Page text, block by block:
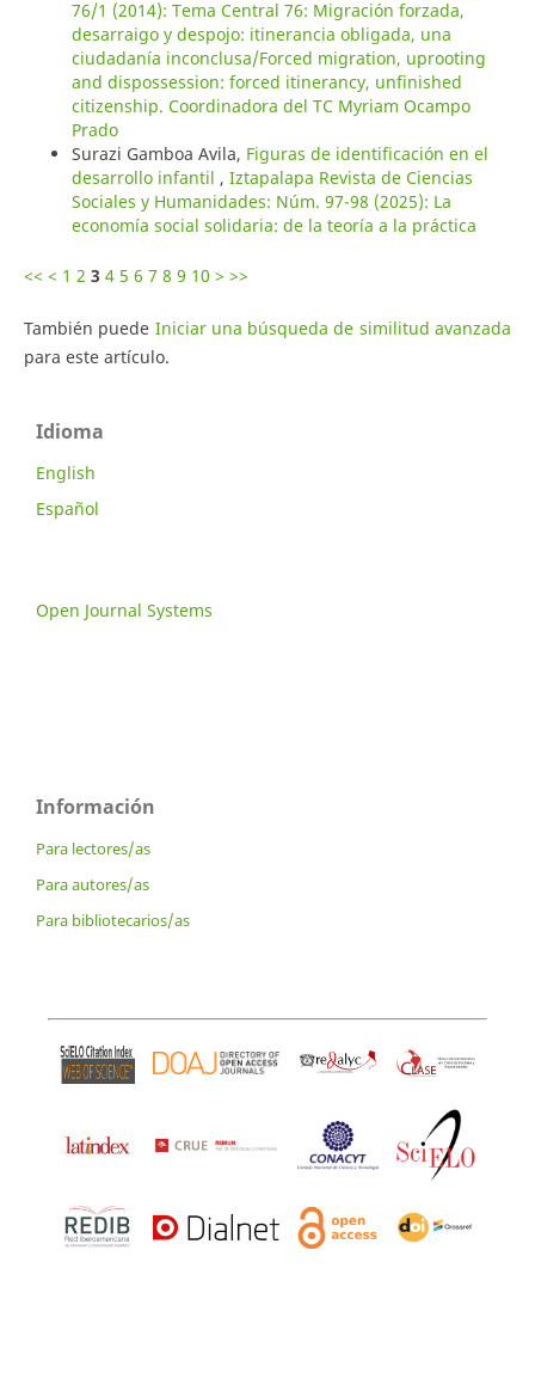
76/1 (2014): Tema Central 76: Migración forzada,
desarraigo y despojo: itinerancia obligada, una
ciudadanía inconclusa/Forced migration, uprooting
and dispossession: forced itinerancy, unfinished
citizenship. Coordinadora del TC Myriam Ocampo
Prado
Surazi Gamboa Avila, Figuras de identificación en el
desarrollo infantil , Iztapalapa Revista de Ciencias
Sociales y Humanidades: Núm. 97-98 (2025): La
economía social solidaria: de la teoría a la práctica
<< < 1 2 3 4 5 6 7 8 9 10 > >>
También puede Iniciar una búsqueda de similitud avanzada
para este artículo.
Idioma
English
Español
Open Journal Systems
Información
Para lectores/as
Para autores/as
Para bibliotecarios/as